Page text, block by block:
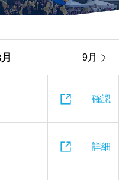
9月 
 確認
 詳細